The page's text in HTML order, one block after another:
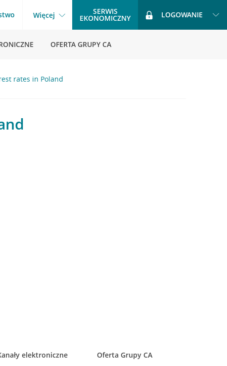
Więcej SERWIS
EKONOMICZNY LOGOWANIE
OFERTA GRUPY CA
rates in Poland
elektroniczne Oferta Grupy CA